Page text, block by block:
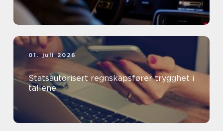
01. juli 2026
Statsautorisert regnskapsfører trygghet i
tallene